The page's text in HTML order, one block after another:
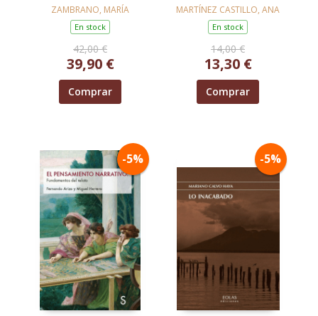
ZAMBRANO, MARÍA
En stock
42,00 €
39,90 €
Comprar
PERFUMES
MARTÍNEZ CASTILLO, ANA
En stock
14,00 €
13,30 €
Comprar
-5% -5%